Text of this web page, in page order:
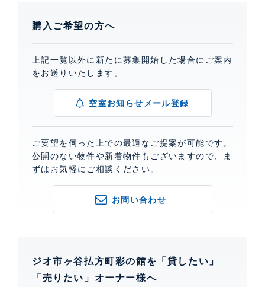
購入ご希望の方へ
上記一覧以外に新たに募集開始した場合にご案内
をお送りいたします。
空室お知らせメール登録
ご要望を伺った上での最適なご提案が可能です。
公開のない物件や新着物件もございますので、ま
ずはお気軽にご相談ください。
お問い合わせ
ジオ市ヶ谷払方町彩の館を「貸したい」
「売りたい」オーナー様へ